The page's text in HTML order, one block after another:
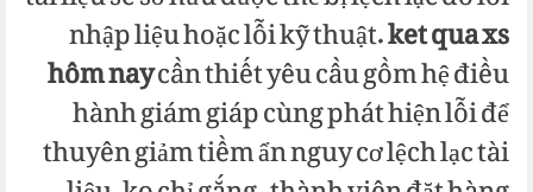
nhập liệu hoặc lỗi kỹ thuật.ket qua xs
hôm naycần thiết yêu cầu gồm hệ điều
hành giám giáp cùng phát hiện lỗi để
thuyên giảm tiềm ẩn nguy cơ lệch lạc tài